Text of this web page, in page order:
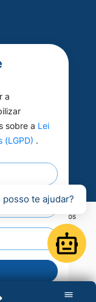
- Todos os direitos
a
sobre a Lei
(LGPD) .
posso te ajudar?